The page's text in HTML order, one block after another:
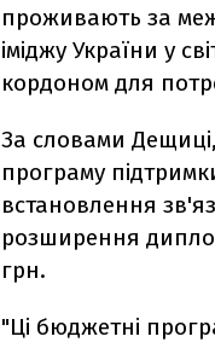
проживають за
іміджу України у
кордоном для
За словами
програму
встановлення
розширення
грн.
"Ці бюджетні